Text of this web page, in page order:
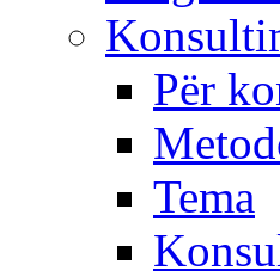
Për
Tema